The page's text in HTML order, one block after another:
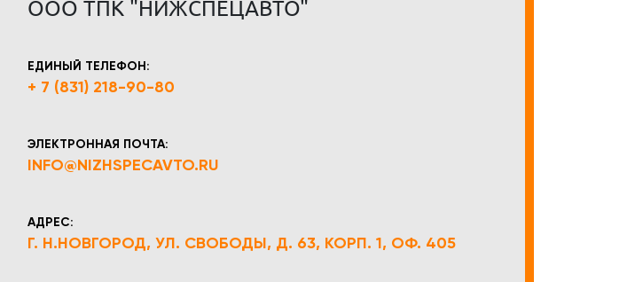
ООО ТПК "НИЖСПЕЦАВТО"
ЕДИНЫЙ ТЕЛЕФОН:
+ 7 (831) 218-90-80
ЭЛЕКТРОННАЯ ПОЧТА:
INFO@NIZHSPECAVTO.RU
АДРЕС:
Г. Н.НОВГОРОД, УЛ. СВОБОДЫ, Д. 63, КОРП. 1, ОФ. 405